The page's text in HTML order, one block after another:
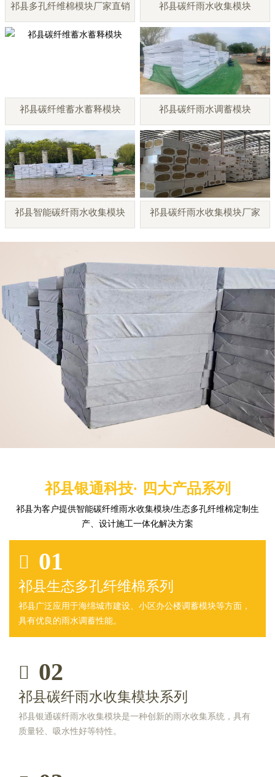
祁县多孔纤维棉模块厂家直销 祁县碳纤雨水收集模块
祁县碳纤维蓄水蓄释模块 祁县碳纤雨水调蓄模块
祁县智能碳纤雨水收集模块 祁县碳纤雨水收集模块厂家
祁县银通科技· 四大产品系列
祁县为客户提供智能碳纤维雨水收集模块/生态多孔纤维棉定制生
产、设计施工一体化解决方案
01
祁县生态多孔纤维棉系列
祁县广泛应用于海绵城市建设、小区办公楼调蓄模块等方面，
具有优良的雨水调蓄性能。
02
祁县碳纤雨水收集模块系列
祁县银通碳纤雨水收集模块是一种创新的雨水收集系统，具有
质量轻、吸水性好等特性。